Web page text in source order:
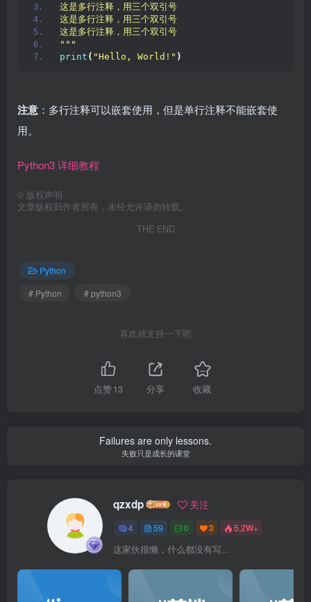
这是多行注释，用三个双引号
这是多行注释，用三个双引号
这是多行注释，用三个双引号
" ""
print ( "Hello, World!" )
注意 ：多行注释可以嵌套使用，但是单行注释不能嵌套使
用。
Python3 详细教程
© 版权声明
文章版权归作者所有，未经允许请勿转载。
THE END
Python
# Python
# python3
喜欢就支持一下吧
点赞13 分享 收藏
Failures are only lessons.
失败只是成长的课堂
qzxdp 关注
4 59 0 3 5.2W+
这家伙很懒，什么都没有写...